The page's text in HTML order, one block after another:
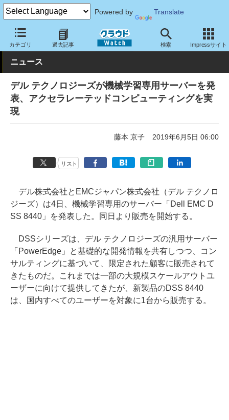
Powered by Translate
カテゴリ 過去記事 検索 Impressサイト
クラウド Watch ハード・インフラ ハードウェア サーバー
ニュース
デル テクノロジーズが機械学習専用サーバーを発
表、アクセラレーテッドコンピューティングを実
現
藤本 京子 2019年6月5日 06:00
リスト
デル株式会社とEMCジャパン株式会社（デル テクノロ
ジーズ）は4日、機械学習専用のサーバー「Dell EMC D
SS 8440」を発表した。同日より販売を開始する。
DSSシリーズは、デル テクノロジーズの汎用サーバー
「PowerEdge」と基礎的な開発情報を共有しつつ、コン
サルティングに基づいて、限定された顧客に販売されて
きたものだ。これまでは一部の大規模スケールアウトユ
ーザーに向けて提供してきたが、新製品のDSS 8440
は、国内すべてのユーザーを対象に1台から販売する。